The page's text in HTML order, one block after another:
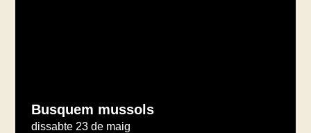
Busquem mussols
dissabte 23 de maig